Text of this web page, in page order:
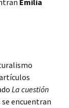
Emilia
La cuestión
se encuentran